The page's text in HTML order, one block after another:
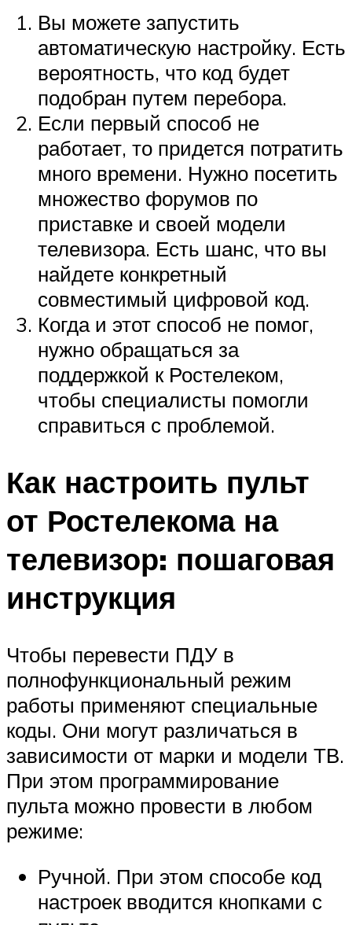
Вы можете запустить
автоматическую настройку. Есть
вероятность, что код будет
подобран путем перебора.
Если первый способ не
работает, то придется потратить
много времени. Нужно посетить
множество форумов по
приставке и своей модели
телевизора. Есть шанс, что вы
найдете конкретный
совместимый цифровой код.
Когда и этот способ не помог,
нужно обращаться за
поддержкой к Ростелеком,
чтобы специалисты помогли
справиться с проблемой.
Как настроить пульт
от Ростелекома на
телевизор: пошаговая
инструкция
Чтобы перевести ПДУ в
полнофункциональный режим
работы применяют специальные
коды. Они могут различаться в
зависимости от марки и модели ТВ.
При этом программирование
пульта можно провести в любом
режиме:
Ручной. При этом способе код
настроек вводится кнопками с